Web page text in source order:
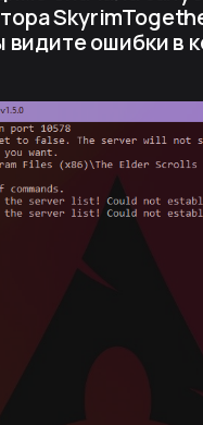
ошибки в